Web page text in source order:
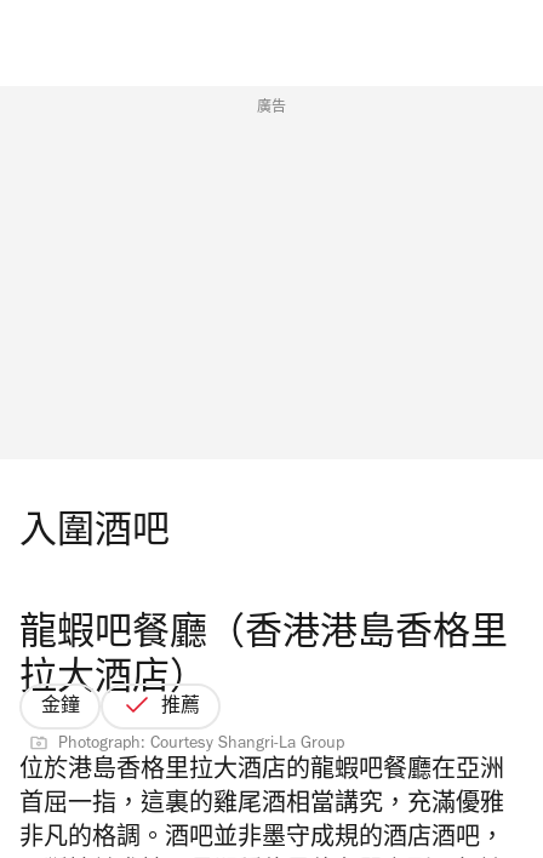
廣告
入圍酒吧
龍蝦吧餐廳（香港港島香格里
拉大酒店）
金鐘 推薦
Photograph: Courtesy Shangri-La Group
位於港島香格里拉大酒店的龍蝦吧餐廳在亞洲
首屈一指，這裏的雞尾酒相當講究，充滿優雅
非凡的格調。酒吧並非墨守成規的酒店酒吧，